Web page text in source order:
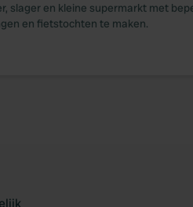
slager en kleine supermarkt met
en fietstochten te maken.